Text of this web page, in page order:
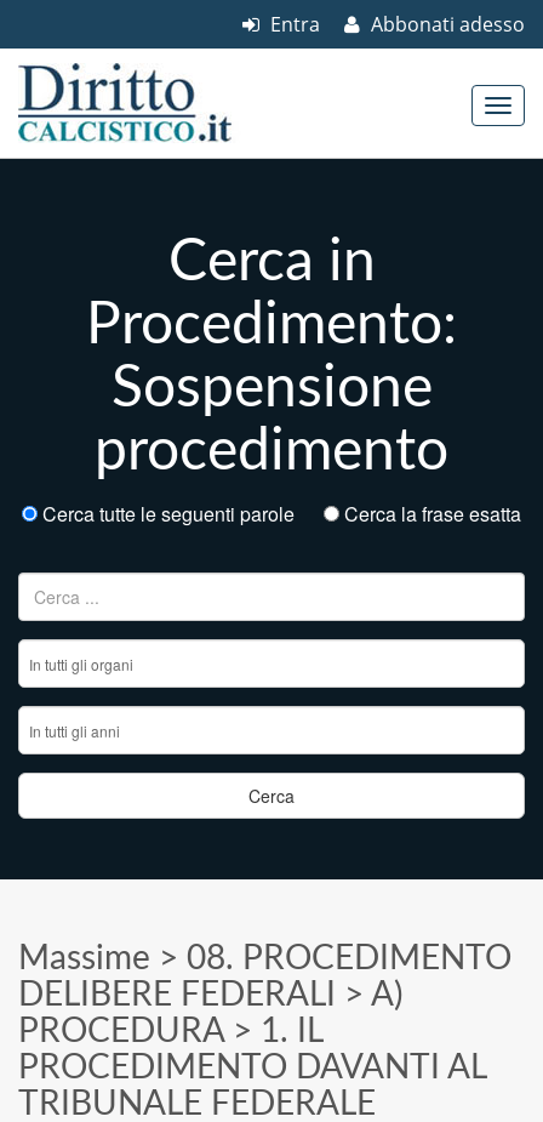
Abbonati adesso
Entra
Cerca in
Procedimento:
Sospensione
procedimento
Cerca tutte le seguenti parole Cerca la frase esatta
Ricerca per:
Massime > 08. PROCEDIMENTO
DELIBERE FEDERALI
> A)
PROCEDURA> 1. IL
PROCEDIMENTO DAVANTI AL
TRIBUNALE FEDERALE